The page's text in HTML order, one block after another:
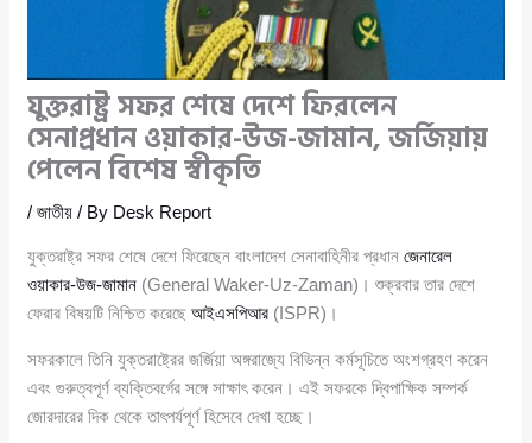
যুক্তরাষ্ট্র সফর শেষে দেশে ফিরলেন
সেনাপ্রধান ওয়াকার-উজ-জামান, জর্জিয়ায়
পেলেন বিশেষ স্বীকৃতি
/জাতীয় / By Desk Report
যুক্তরাষ্ট্র সফর শেষে দেশে ফিরেছেন বাংলাদেশ সেনাবাহিনীর প্রধানজেনারেল
ওয়াকার-উজ-জামান (General Waker-Uz-Zaman)। শুক্রবার তার দেশে
ফেরার বিষয়টি নিশ্চিত করেছেআইএসপিআর (ISPR)।
সফরকালে তিনি যুক্তরাষ্ট্রের জর্জিয়া অঙ্গরাজ্যে বিভিন্ন কর্মসূচিতে অংশগ্রহণ করেন
এবং গুরুত্বপূর্ণ ব্যক্তিবর্গের সঙ্গে সাক্ষাৎ করেন। এই সফরকে দ্বিপাক্ষিক সম্পর্ক
জোরদারের দিক থেকে তাৎপর্যপূর্ণ হিসেবে দেখা হচ্ছে।